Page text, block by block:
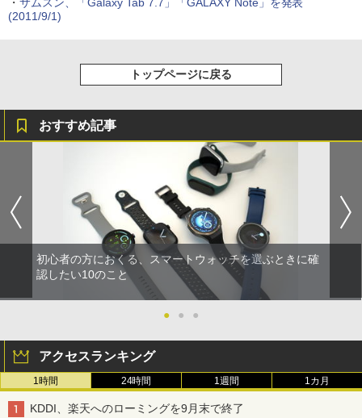
・ サムスン、「Galaxy Tab 7.7」「GALAXY Note」を発表
(2011/9/1)
トップページに戻る
おすすめ記事
初心者の方におくる、スマートウォッチを選ぶときに確
認したい10のこと
● ● ●
アクセスランキング
1時間 24時間 1週間 1カ月
KDDI、楽天へのローミングを9月末で終了